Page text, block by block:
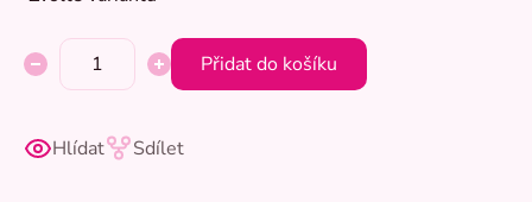
Přidat do košíku
Hlídat Sdílet